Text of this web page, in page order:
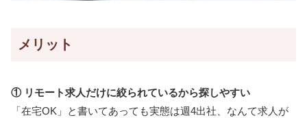
メリット
① リモート求人だけに絞られているから探しやすい
「在宅OK」と書いてあっても実態は週4出社、なんて求人が